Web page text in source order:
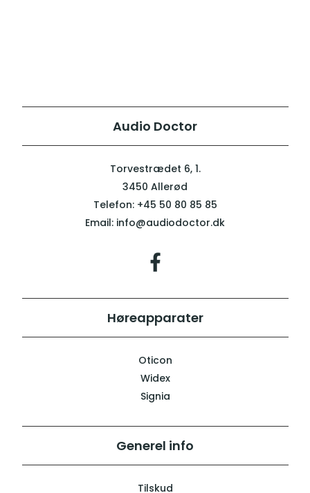
Audio Doctor
Torvestrædet 6, 1.
3450 Allerød
Telefon: +45 50 80 85 85
Email: info@audiodoctor.dk
Høreapparater
Oticon
Widex
Signia
Generel info
Tilskud